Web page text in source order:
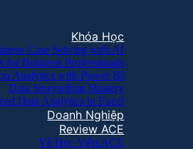
Khóa Học
Case Solving with AI
for Business Professionals
Analytics with Power BI
Data Storytelling Mastery
Data Analytics in Excel
Doanh Nghiệp
Review ACE
Về Học Viện ACE